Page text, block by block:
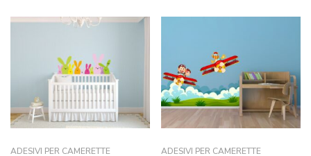
ADESIVI PER CAMERETTE ADESIVI PER CAMERETTE